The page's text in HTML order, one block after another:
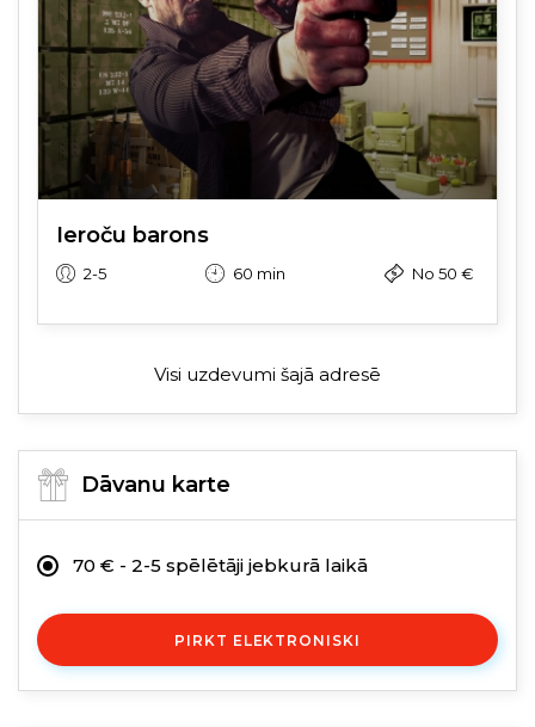
Ieroču barons
2-5 60 min No 50 €
Visi uzdevumi šajā adresē
Dāvanu karte
70 € - 2-5 spēlētāji jebkurā laikā
PIRKT ELEKTRONISKI